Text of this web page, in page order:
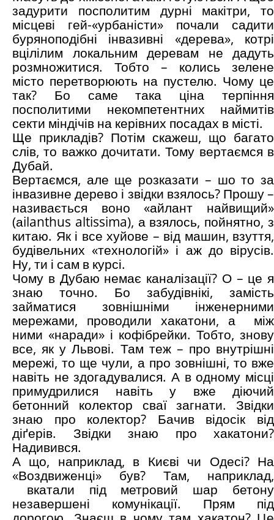
задурити посполитим дурні макітри, то
місцеві гей-«урбаністи» почали садити
буряноподібні інвазивні «дерева», котрі
вцілілим локальним деревам не дадуть
розмножитися. Тобто – колись зелене
місто перетворюють на пустелю. Чому це
так? Бо саме така ціна терпіння
посполитими некомпетентних наймитів
секти міндічів на керівних посадах в місті.
Ще прикладів? Потім скажеш, що багато
слів, то важко дочитати. Тому вертаємся в
Дубай.
Вертаємся, але ще розказати – шо то за
інвазивне дерево і звідки взялось? Прошу –
називається воно «айлант найвищий»
(аilanthus altissima), а взялось, пойнятно, з
китаю. Як і все хуйове – від машин, взуття,
будівельних «технологій» і аж до вірусів.
Ну, ти і сам в курсі.
Чому в Дубаю немає каналізації? О – це я
знаю точно. Бо забудівнікі, замість
займатися зовнішніми інженерними
мережами, проводили хакатони, а між
ними «наради» і кофібрейки. Тобто, знову
все, як у Львові. Там теж – про внутрішні
мережі, то ще чули, а про зовнішні, то вже
навіть не здогадувалися. А в одному місці
примудрилися навіть у вже діючий
бетонний колектор сваї загнати. Звідки
знаю про колектор? Бачив відосік від
діґерів. Звідки знаю про хакатони?
Надивився.
А що, наприклад, в Києві чи Одесі? На
«Воздвиженці» був? Там, наприклад,
вкатали під метровий шар бетону
незавершені комунікації. Прям під